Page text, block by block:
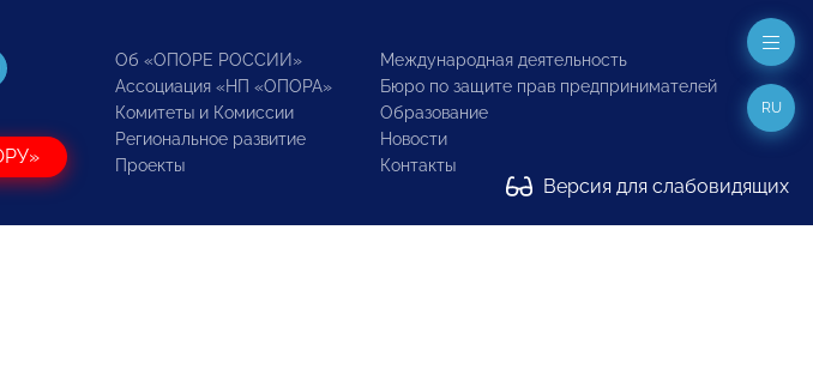
Об «ОПОРЕ РОССИИ»
Ассоциация «НП «ОПОРА»
Комитеты и Комиссии
Региональное развитие
Проекты
Международная деятельность
Бюро по защите прав предпринимателей
Образование
Новости
Контакты
Версия для слабовидящих
RU